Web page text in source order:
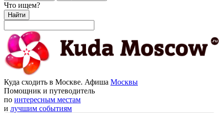
Что ищем?
Найти
Куда сходить в Москве. Афиша Москвы
Помощник и путеводитель
по интересным местам
и лучшим событиям